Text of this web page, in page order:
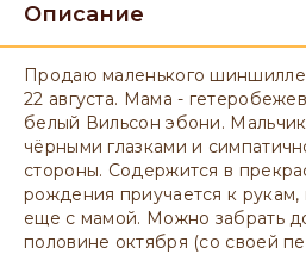
Описание
Продаю маленького
22 августа. Мама -
белый Вильсон эбони.
чёрными глазками и
стороны. Содержится в
рождения приучается к
еще с мамой. Можно забрать
половине октября (со своей